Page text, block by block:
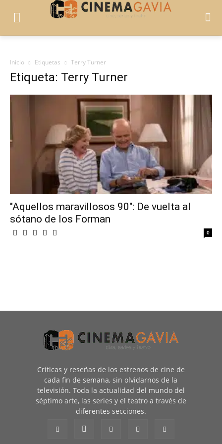
Inicio Etiquetas Terry Turner
Etiqueta: Terry Turner
"Aquellos maravillosos 90": De vuelta al
sótano de los Forman
0
Críticas y reseñas de los estrenos de cine de
cada fin de semana, sin olvidarnos de la
televisión. Toda la actualidad del mundo del
séptimo arte, las series y el teatro a través de
diferentes secciones.